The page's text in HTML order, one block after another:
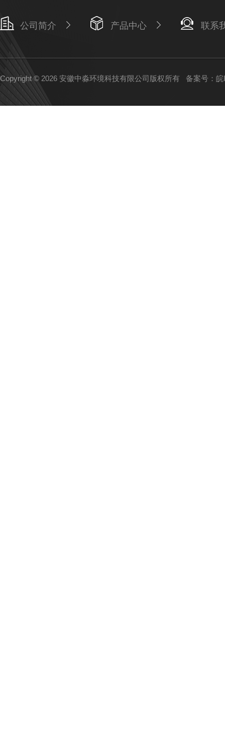
公司简介 产品中心 联系
Copyright © 2026 安徽中淼环境科技有限公司版权所有 备案号：